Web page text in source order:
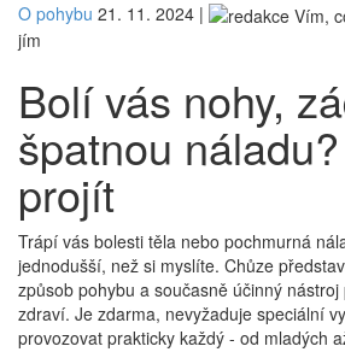
O pohybu 21. 11. 2024 |
jím
Bolí vás nohy,
špatnou
projít
Trápí vás bolesti těla nebo pochmurná
jednodušší, než si myslíte. Chůze
způsob pohybu a současně účinný
zdraví. Je zdarma, nevyžaduje speciální
provozovat prakticky každý - od mladých